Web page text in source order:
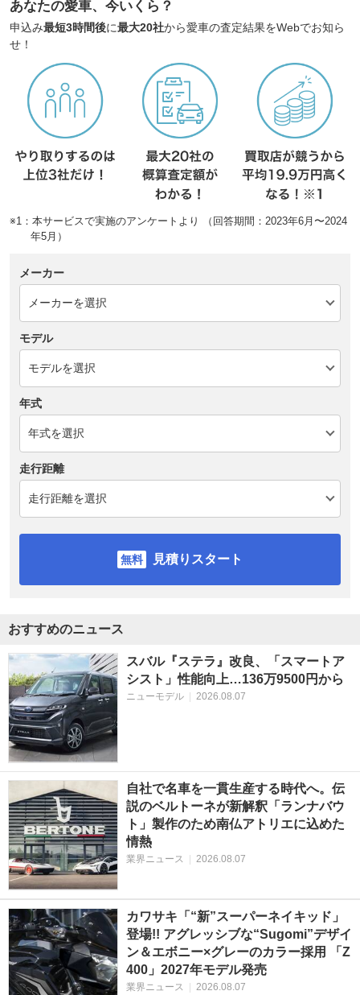
あなたの愛車、今いくら？
申込み最短3時間後に最大20社から愛車の査定結果をWebでお知ら
せ！
※1：本サービスで実施のアンケートより （回答期間：2023年6月〜2024
年5月）
メーカー
モデル
年式
走行距離
見積りスタート
おすすめのニュース
スバル『ステラ』改良、「スマートア
シスト」性能向上…136万9500円から
ニューモデル 2026.08.07
自社で名車を一貫生産する時代へ。伝
説のベルトーネが新解釈「ランナバウ
ト」製作のため南仏アトリエに込めた
情熱
業界ニュース 2026.08.07
カワサキ「“新”スーパーネイキッド」
登場!! アグレッシブな“Sugomi”デザイ
ン＆エボニー×グレーのカラー採用 「Z
400」2027年モデル発売
業界ニュース 2026.08.07